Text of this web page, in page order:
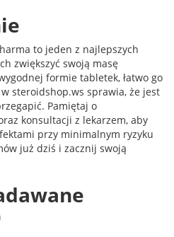
to jeden z najlepszych
zwiększyć swoją masę
formie tabletek, łatwo go
steroidshop.ws sprawia, że jest
Pamiętaj o
konsultacji z lekarzem, aby
przy minimalnym ryzyku
już dziś i zacznij swoją